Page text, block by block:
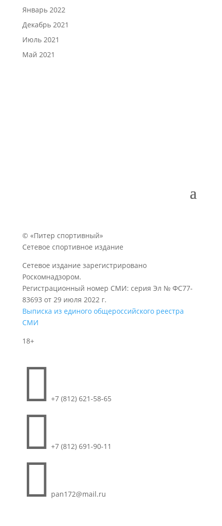
Январь 2022
Декабрь 2021
Июль 2021
Май 2021
© «Питер спортивный»
Сетевое спортивное издание
Сетевое издание зарегистрировано
Роскомнадзором.
Регистрационный номер СМИ: серия Эл № ФС77-
83693 от 29 июля 2022 г.
Выписка из единого общероссийского реестра
СМИ
18+
 +7 (812) 621-58-65
 +7 (812) 691-90-11
 pan172@mail.ru